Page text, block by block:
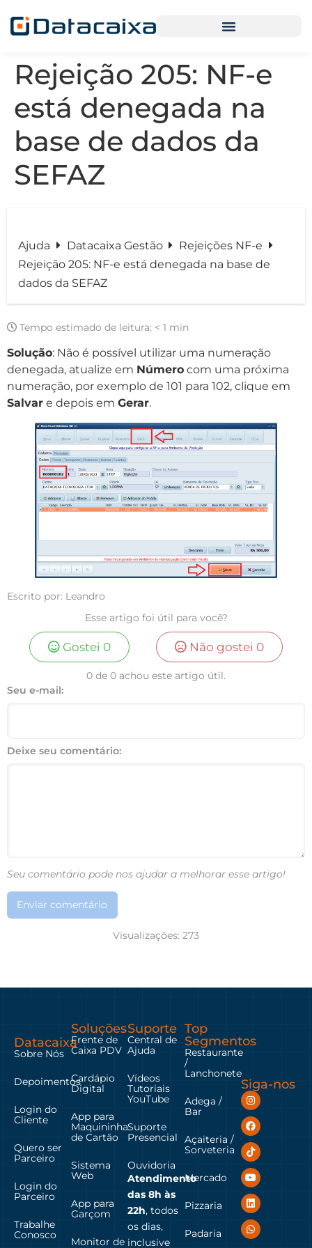
Rejeição 205: NF-e
está denegada na
base de dados da
SEFAZ
Ajuda Datacaixa Gestão
Rejeições NF-e
Rejeição 205: NF-e está denegada na base de
dados da SEFAZ
Tempo estimado de leitura: < 1 min
Solução: Não é possível utilizar uma numeração
denegada, atualize em Número com uma próxima
numeração, por exemplo de 101 para 102, clique em
Salvar e depois em Gerar.
Escrito por: Leandro
Esse artigo foi útil para você?
Gostei 0 Não gostei 0
0 de 0 achou este artigo útil.
Seu e-mail:
Deixe seu comentário:
Seu comentário pode nos ajudar a melhorar esse artigo!
Enviar comentário
Visualizações: 273
Datacaixa
Sobre Nós
Depoimentos
Login do
Cliente
Quero ser
Parceiro
Login do
Parceiro
Trabalhe
Conosco
Soluções
Frente de
Caixa PDV
Cardápio
Digital
App para
Maquininha
de Cartão
Sistema
Web
App para
Garçom
Monitor de
Suporte
Central de
Ajuda
Vídeos
Tutoriais
YouTube
Suporte
Presencial
Ouvidoria
Atendimento
das 8h às
22h, todos
os dias,
inclusive
Top
Segmentos
Restaurante
/
Lanchonete
Adega /
Bar
Açaiteria /
Sorveteria
Mercado
Pizzaria
Padaria
Siga-nos